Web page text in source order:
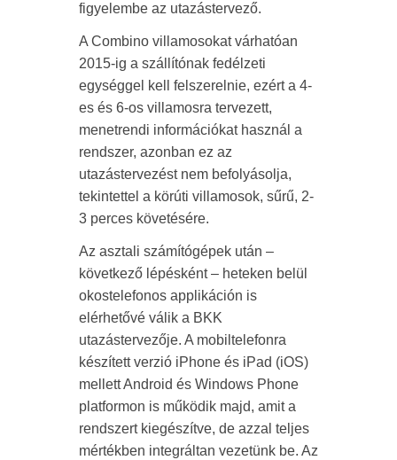
figyelembe az utazástervező.
A Combino villamosokat várhatóan
2015-ig a szállítónak fedélzeti
egységgel kell felszerelnie, ezért a 4-
es és 6-os villamosra tervezett,
menetrendi információkat használ a
rendszer, azonban ez az
utazástervezést nem befolyásolja,
tekintettel a körúti villamosok, sűrű, 2-
3 perces követésére.
Az asztali számítógépek után –
következő lépésként – heteken belül
okostelefonos applikáción is
elérhetővé válik a BKK
utazástervezője. A mobiltelefonra
készített verzió iPhone és iPad (iOS)
mellett Android és Windows Phone
platformon is működik majd, amit a
rendszert kiegészítve, de azzal teljes
mértékben integráltan vezetünk be. Az